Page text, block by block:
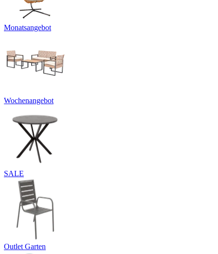
Monatsangebot
Wochenangebot
SALE
Outlet Garten